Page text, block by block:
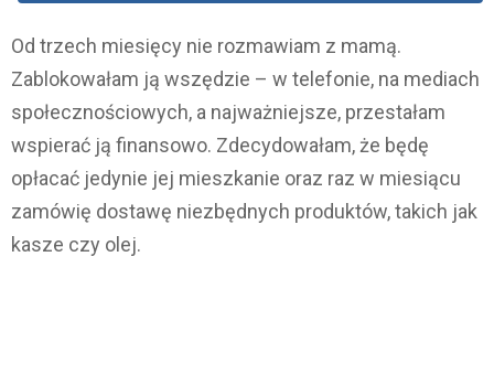
Od trzech miesięcy nie rozmawiam z mamą.
Zablokowałam ją wszędzie – w telefonie, na mediach
społecznościowych, a najważniejsze, przestałam
wspierać ją finansowo. Zdecydowałam, że będę
opłacać jedynie jej mieszkanie oraz raz w miesiącu
zamówię dostawę niezbędnych produktów, takich jak
kasze czy olej.